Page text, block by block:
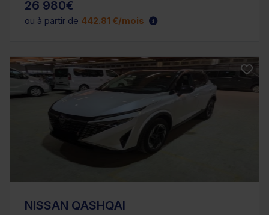
26 980€
ou à partir de 442.81 €/mois
NISSAN QASHQAI